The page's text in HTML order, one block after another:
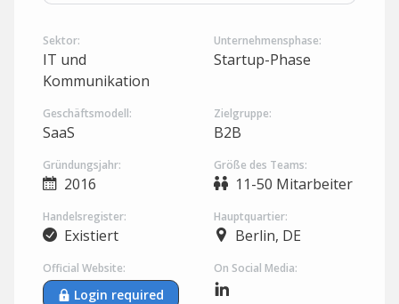
Sektor:
IT und
Kommunikation
Unternehmensphase:
Startup-Phase
Geschäftsmodell:
SaaS
Zielgruppe:
B2B
Gründungsjahr:
2016
Größe des Teams:
11-50 Mitarbeiter
Handelsregister:
Existiert
Hauptquartier:
Berlin, DE
Official Website:
Login required
On Social Media: